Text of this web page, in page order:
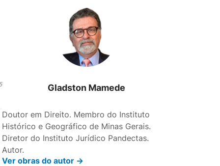
Gladston Mamede
Doutor em Direito. Membro do Instituto
Histórico e Geográfico de Minas Gerais.
Diretor do Instituto Jurídico Pandectas.
Autor.
Ver obras do autor ->